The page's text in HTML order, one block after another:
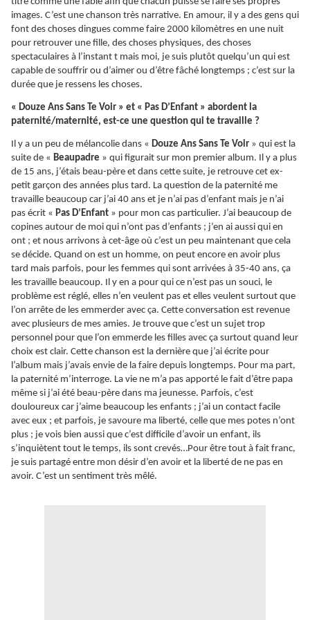
images. C’est une chanson très narrative. En amour, il y a des gens qui
font des choses dingues comme faire 2000 kilomètres en une nuit
pour retrouver une fille, des choses physiques, des choses
spectaculaires à l’instant t mais moi, je suis plutôt quelqu’un qui est
capable de souffrir ou d’aimer ou d’être fâché longtemps ; c’est sur la
durée que je ressens les choses.
« Douze Ans Sans Te Voir » et « Pas D’Enfant » abordent la
paternité/maternité, est-ce une question qui te travaille ?
Il y a un peu de mélancolie dans « Douze Ans Sans Te Voir » qui est la
suite de « Beaupadre » qui figurait sur mon premier album. Il y a plus
de 15 ans, j’étais beau-père et dans cette suite, je retrouve cet ex-
petit garçon des années plus tard. La question de la paternité me
travaille beaucoup car j’ai 40 ans et je n’ai pas d’enfant mais je n’ai
pas écrit « Pas D’Enfant » pour mon cas particulier. J’ai beaucoup de
copines autour de moi qui n’ont pas d’enfants ; j’en ai aussi qui en
ont ; et nous arrivons à cet-âge où c’est un peu maintenant que cela
se décide. Quand on est un homme, on peut encore en avoir plus
tard mais parfois, pour les femmes qui sont arrivées à 35-40 ans, ça
les travaille beaucoup. Il y en a pour qui ce n’est pas un souci, le
problème est réglé, elles n’en veulent pas et elles veulent surtout que
l’on arrête de les emmerder avec ça. Cette conversation est revenue
avec plusieurs de mes amies. Je trouve que c’est un sujet trop
personnel pour que l’on emmerde les filles avec ça surtout quand leur
choix est clair. Cette chanson est la dernière que j’ai écrite pour
l’album mais j’avais envie de la faire depuis longtemps. Pour ma part,
la paternité m’interroge. La vie ne m’a pas apporté le fait d’être papa
même si j’ai été beau-père dans ma jeunesse. Parfois, c’est
douloureux car j’aime beaucoup les enfants ; j’ai un contact facile
avec eux ; et parfois, je savoure ma liberté, celle que mes potes n’ont
plus ; je vois bien aussi que c’est difficile d’avoir un enfant, ils
s’inquiètent tout le temps, ils sont crevés…Pour être tout à fait franc,
je suis partagé entre mon désir d’en avoir et la liberté de ne pas en
avoir. C’est un sentiment très mêlé.